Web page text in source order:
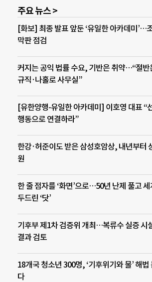
주요 뉴스 >
[화보] 최종 발표 앞둔 ‘유일한 아카데미’…
막판 점검
커지는 공익 법률 수요, 기반은 취약…“절반
규직·나홀로 사무실”
[유한양행-유일한 아카데미] 이호영 대표 “
행동으로 연결하라”
한강·허준이도 받은 삼성호암상, 내년부터
원
한 줄 점자를 ‘화면’으로…50년 난제 풀고
두드린 ‘닷’
기후부 제1차 검증위 개최…복류수 실증 시
결과 검토
18개국 청소년 300명, ‘기후위기와 물’ 해법
다